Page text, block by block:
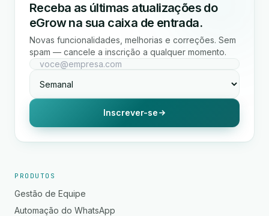
Receba as últimas atualizações do
eGrow na sua caixa de entrada.
Novas funcionalidades, melhorias e correções. Sem
spam — cancele a inscrição a qualquer momento.
Inscrever-se
PRODUTOS
Gestão de Equipe
Automação do WhatsApp